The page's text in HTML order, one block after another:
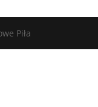
Piła